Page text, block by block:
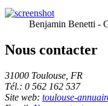
Benjamin Benetti -
Nous contacter
31000 Toulouse, FR
Tél.: 0 562 162 537
Site web: toulouse-